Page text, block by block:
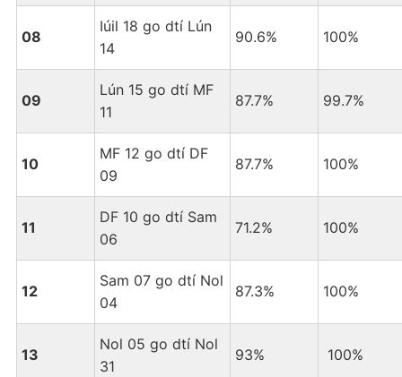
08
Iúil 18 go dtí Lún
14
90.6% 100%
09
Lún 15 go dtí MF
11
87.7% 99.7%
10
MF 12 go dtí DF
09
87.7% 100%
11
DF 10 go dtí Sam
06
71.2% 100%
12
Sam 07 go dtí Nol
04
87.3% 100%
13
Nol 05 go dtí Nol
31
93% 100%